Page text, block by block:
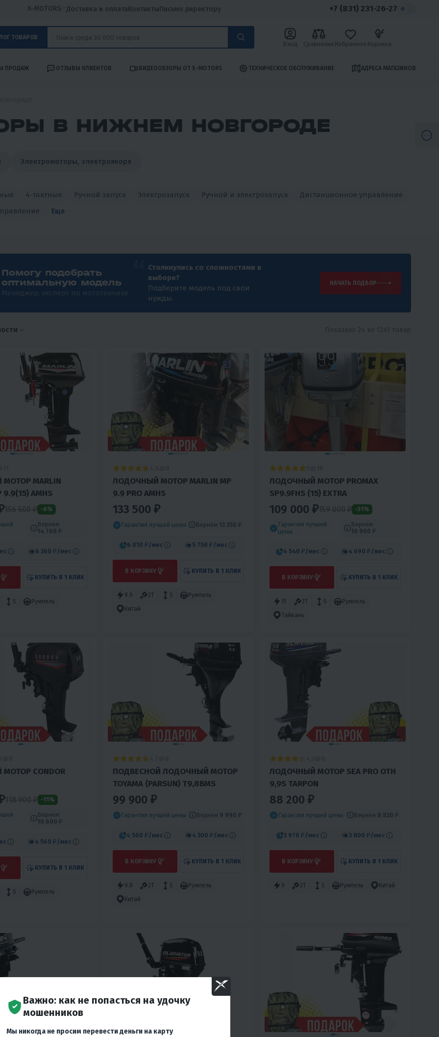
X-MOTORS Доставка и оплатаКонтактыПисьмо директору +7 (831) 231-26-27
ТОВАРОВ
Вход Сравнение Избранное Корзина
ПРОДАЖ ОТЗЫВЫ КЛИЕНТОВ ВИДЕООБЗОРЫ ОТ X-MOTORS ТЕХНИЧЕСКОЕ ОБСЛУЖИВАНИЕ АДРЕСА МАГАЗИНОВ
В НИЖНЕМ НОВГОРОДЕ
Электромоторы, электроякоря
4-тактные Ручной запуск Электрозапуск Ручной и электрозапуск
Дистанционное управление
Еще
Помогу подобрать
оптимальную модель
Менеджер, эксперт по мототехнике
Столкнулись со сложностями в
выборе?
Подберите модель под свои
нужды.
НАЧАТЬ ПОДБОР
MARLIN
9.9(15) AMHS
156 500 ₽ -6%
Вернём
14 760 ₽
6 360 ₽ /мес
КУПИТЬ В 1 КЛИК
S
Румпель
ЛОДОЧНЫЙ МОТОР MARLIN MP
9.9 PRO AMHS
133 500 ₽
Гарантия лучшей цены Вернём 13 350 ₽
6 010 ₽ /мес 5 750 ₽ /мес
В КОРЗИНУ КУПИТЬ В 1 КЛИК
9.9 2T S
Румпель
Китай
ЛОДОЧНЫЙ МОТОР PROMAX
SP9.9FHS (15) EXTRA
109 000 ₽159 000 ₽ -31%
Гарантия лучшей
цены
Вернём
10 900 ₽
4 540 ₽ /мес 4 690 ₽ /мес
В КОРЗИНУ КУПИТЬ В 1 КЛИК
15 2T S
Румпель
Тайвань
CONDOR
118 900 ₽ -11%
Вернём
10 600 ₽
4 560 ₽ /мес
КУПИТЬ В 1 КЛИК
S
Румпель
ПОДВЕСНОЙ ЛОДОЧНЫЙ МОТОР
TOYAMA (PARSUN) T9,8BMS
99 900 ₽
Гарантия лучшей цены Вернём 9 990 ₽
4 500 ₽ /мес 4 300 ₽ /мес
В КОРЗИНУ КУПИТЬ В 1 КЛИК
9.8 2T S
Румпель
Китай
ЛОДОЧНЫЙ МОТОР SEA PRO ОТН
9,9S TARPON
88 200 ₽
Гарантия лучшей цены Вернём 8 820 ₽
3 970 ₽ /мес 3 800 ₽ /мес
В КОРЗИНУ КУПИТЬ В 1 КЛИК
9 2T S Румпель Китай
Важно: как не попасться на удочку
мошенников
Мы никогда не просим перевести деньги на карту